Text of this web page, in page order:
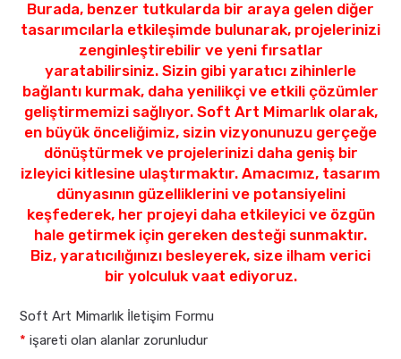
Burada, benzer tutkularda bir araya gelen diğer
tasarımcılarla etkileşimde bulunarak, projelerinizi
zenginleştirebilir ve yeni fırsatlar
yaratabilirsiniz. Sizin gibi yaratıcı zihinlerle
bağlantı kurmak, daha yenilikçi ve etkili çözümler
geliştirmemizi sağlıyor. Soft Art Mimarlık olarak,
en büyük önceliğimiz, sizin vizyonunuzu gerçeğe
dönüştürmek ve projelerinizi daha geniş bir
izleyici kitlesine ulaştırmaktır. Amacımız, tasarım
dünyasının güzelliklerini ve potansiyelini
keşfederek, her projeyi daha etkileyici ve özgün
hale getirmek için gereken desteği sunmaktır.
Biz, yaratıcılığınızı besleyerek, size ilham verici
bir yolculuk vaat ediyoruz.
Soft Art Mimarlık İletişim Formu
* işareti olan alanlar zorunludur